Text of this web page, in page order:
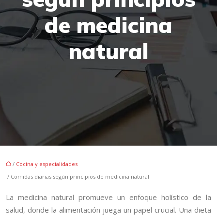
de medicina
natural
/ Cocina y especialidades
/ Comidas diarias según principios de medicina natural
La medicina natural promueve un enfoque holístico de la
salud, donde la alimentación juega un papel crucial. Una dieta